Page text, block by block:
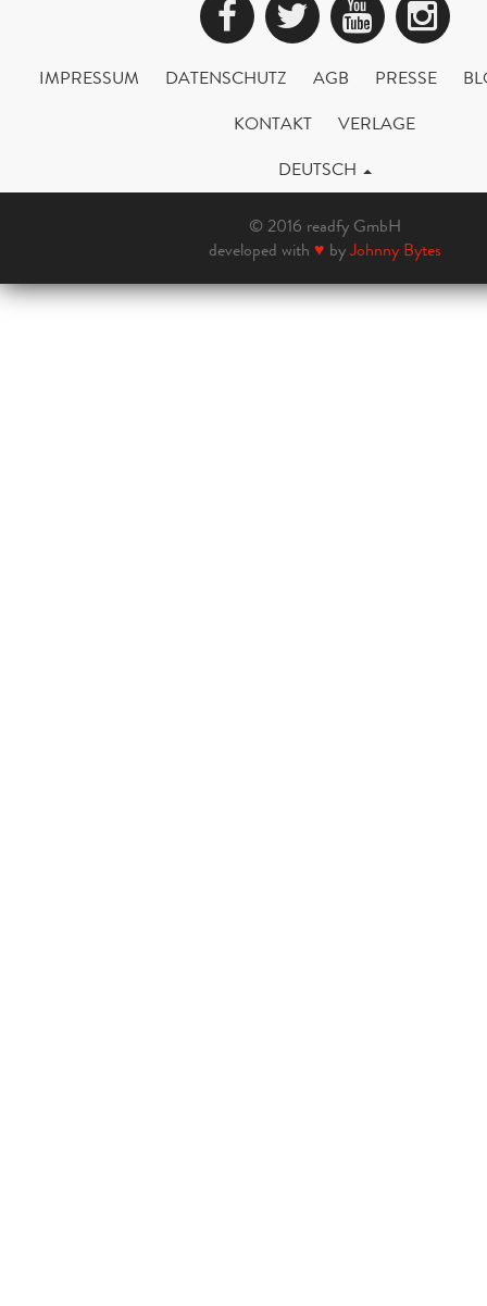
Facebook
Twitter
IMPRESSUM DATENSCHUTZ AGB PRESSE
KONTAKT
VERLAGE
DEUTSCH
© 2016 readfy GmbH
developed with ♥ byJohnny Bytes